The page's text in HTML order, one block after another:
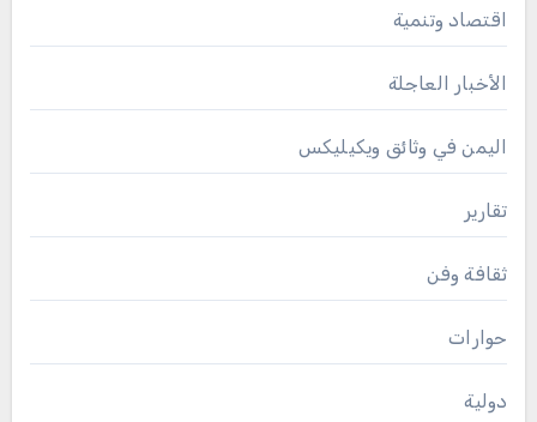
اقتصاد وتنمية
الأخبار العاجلة
اليمن في وثائق ويكيليكس
تقارير
ثقافة وفن
حوارات
دولية